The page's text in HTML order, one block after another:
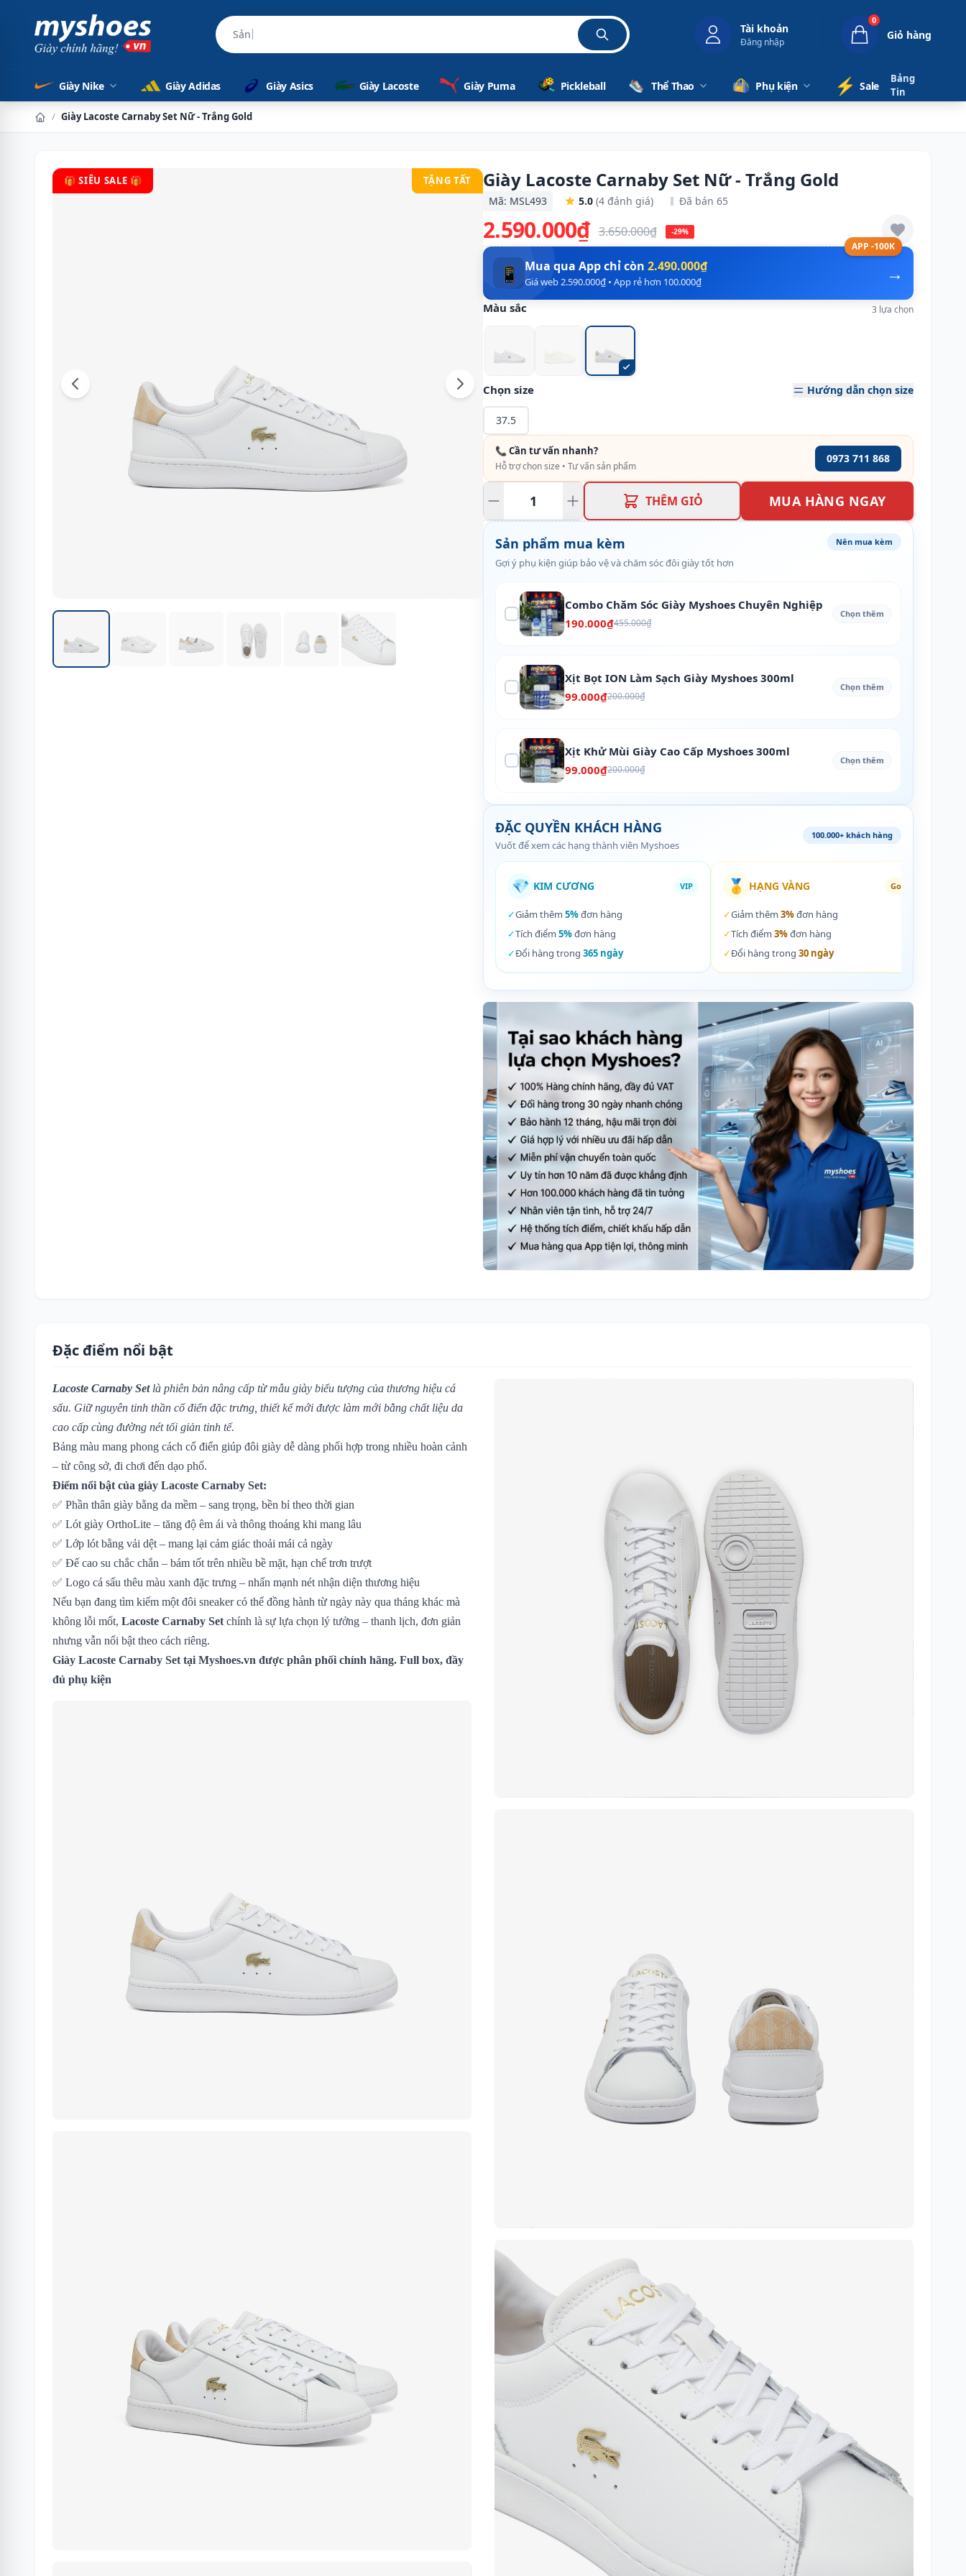
Sản phẩm chính hã Tài khoản
Đăng nhập
0
Giỏ hàng
Giày Nike Giày Adidas Giày Asics Giày Lacoste Giày Puma Pickleball Thể Thao Phụ kiện ⚡️ Sale
Bảng
Tin
/ Giày Lacoste Carnaby Set Nữ - Trắng Gold
🎁 SIÊU SALE 🎁 TẶNG TẤT Giày Lacoste Carnaby Set Nữ - Trắng Gold
Mã: MSL493 5.0 (4 đánh giá) Đã bán 65
2.590.000₫ 3.650.000₫ -29%
APP -100K
→
📱 Mua qua App chỉ còn 2.490.000₫
Giá web 2.590.000₫ • App rẻ hơn 100.000₫
Màu sắc 3 lựa chọn
Chọn size Hướng dẫn chọn size
37.5
📞 Cần tư vấn nhanh?
Hỗ trợ chọn size • Tư vấn sản phẩm
0973 711 868
THÊM GIỎ MUA HÀNG NGAY
Sản phẩm mua kèm
Gợi ý phụ kiện giúp bảo vệ và chăm sóc đôi giày tốt hơn
Nên mua kèm
Combo Chăm Sóc Giày Myshoes Chuyên Nghiệp
190.000₫455.000₫
Chọn thêm
Xịt Bọt ION Làm Sạch Giày Myshoes 300ml
99.000₫200.000₫
Chọn thêm
Xịt Khử Mùi Giày Cao Cấp Myshoes 300ml
99.000₫200.000₫
Chọn thêm
ĐẶC QUYỀN KHÁCH HÀNG
Vuốt để xem các hạng thành viên Myshoes
100.000+ khách hàng
💎 KIM CƯƠNG VIP
✓Giảm thêm 5%đơn hàng
✓Tích điểm 5%đơn hàng
✓Đổi hàng trong 365 ngày
🥇 HẠNG VÀNG Gold
✓Giảm thêm 3%đơn hàng
✓Tích điểm 3%đơn hàng
✓Đổi hàng trong 30 ngày
Đặc điểm nổi bật
Lacoste Carnaby Setlà phiên bản nâng cấp từ mẫu giày biểu tượng của thương hiệu cá
sấu. Giữ nguyên tinh thần cổ điển đặc trưng, thiết kế mới được làm mới bằng chất liệu da
cao cấp cùng đường nét tối giản tinh tế.
Bảng màu mang phong cách cổ điển giúp đôi giày dễ dàng phối hợp trong nhiều hoàn cảnh
– từ công sở, đi chơi đến dạo phố.
Điểm nổi bật của giày Lacoste Carnaby Set:
✅ Phần thân giày bằng da mềm – sang trọng, bền bỉ theo thời gian
✅ Lót giày OrthoLite – tăng độ êm ái và thông thoáng khi mang lâu
✅ Lớp lót bằng vải dệt – mang lại cảm giác thoải mái cả ngày
✅ Đế cao su chắc chắn – bám tốt trên nhiều bề mặt, hạn chế trơn trượt
✅ Logo cá sấu thêu màu xanh đặc trưng – nhấn mạnh nét nhận diện thương hiệu
Nếu bạn đang tìm kiếm một đôi sneaker có thể đồng hành từ ngày này qua tháng khác mà
không lỗi mốt, Lacoste Carnaby Set chính là sự lựa chọn lý tưởng – thanh lịch, đơn giản
nhưng vẫn nổi bật theo cách riêng.
Giày Lacoste Carnaby Set tại Myshoes.vn được phân phối chính hãng. Full box, đầy
đủ phụ kiện